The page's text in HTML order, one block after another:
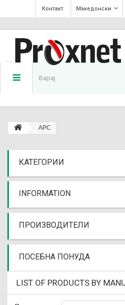
Македонски
Контакт
APC
КАТЕГОРИИ
INFORMATION
ПРОИЗВОДИТЕЛИ
ПОСЕБНА ПОНУДА
LIST OF PRODUCTS BY